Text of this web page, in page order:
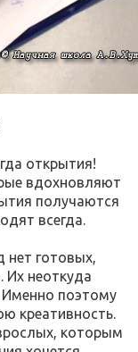
открытия!
вдохновляют
получаются
всегда.
нет готовых,
Их неоткуда
Именно поэтому
креативность.
которым